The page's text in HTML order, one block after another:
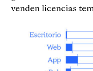
venden licencias